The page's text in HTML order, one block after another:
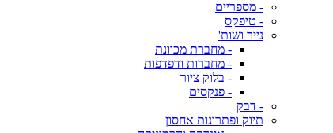
- מספריים
- טיפקס
נייר ושות'
- מחברת מכוונת
- מחברות ודפדפות
- בלוק ציור
- פנקסים
- דבק
תיוק ופתרונות אחסון